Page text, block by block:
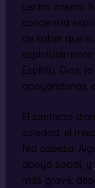
centro interno
conciencia
de saber que
espiritualmente
Espíritu, Dios,
apoyándonos,
El contacto
soledad, el
fea cabeza.
apoyo social, y
más grave,